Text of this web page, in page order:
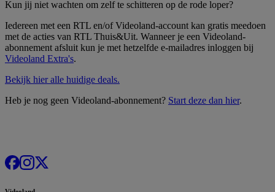
Kun jij niet wachten om zelf te schitteren op de rode loper?
Iedereen met een RTL en/of Videoland-account kan gratis meedoen
met de acties van RTL Thuis&Uit. Wanneer je een Videoland-
abonnement afsluit kun je met hetzelfde e-mailadres inloggen bij
Videoland Extra's.
Bekijk hier alle huidige deals.
Heb je nog geen Videoland-abonnement? Start deze dan hier.